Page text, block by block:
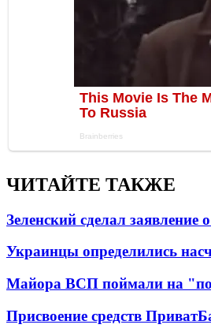
ЧИТАЙТЕ ТАКЖЕ
Зеленский сделал заявление
Украинцы определились
Майора ВСП поймали на
Присвоение средств